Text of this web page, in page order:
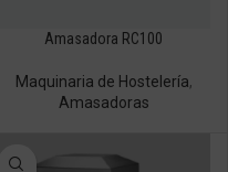
Amasadora RC100
Maquinaria de Hostelería,
Amasadoras